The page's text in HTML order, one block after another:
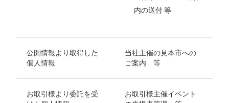
内の送付 等
公開情報より取得した
個人情報
当社主催の見本市への
ご案内 等
お取引様より委託を受
お取引様主催イベント